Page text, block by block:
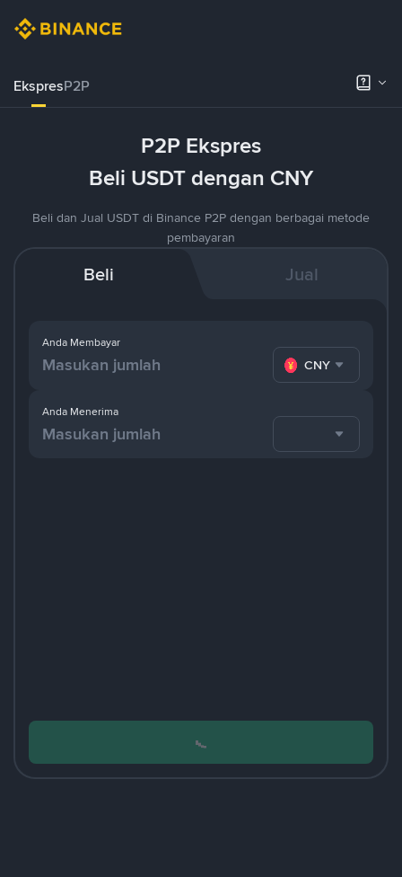
EkspresP2P
P2P Ekspres
Beli USDT dengan CNY
Beli dan Jual USDT di Binance P2P dengan berbagai metode
pembayaran
Beli Jual
Anda Membayar
CNY
Anda Menerima